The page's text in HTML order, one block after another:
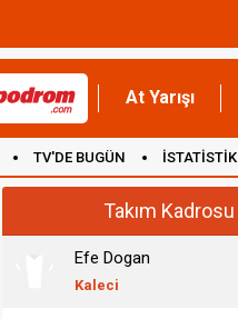
At Yarışı
TV'DE BUGÜN İSTATİSTİK
Takım Kadrosu
Efe Dogan
Kaleci